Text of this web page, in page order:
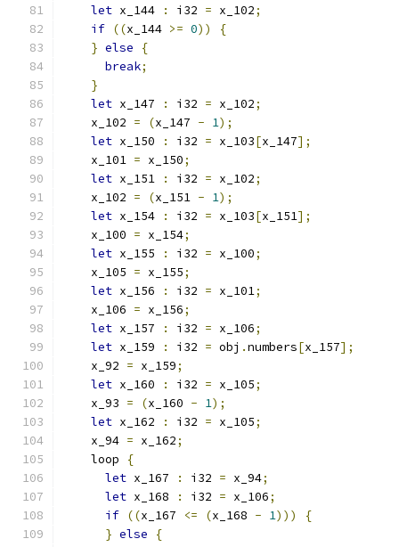
let x_144 : i32 = x_102;
if ((x_144 >= 0))
{
} else
{
break;
}
let x_147 : i32 = x_102;
    x_102
= (x_147 - 1);
let x_150 : i32 = x_103[x_147];
    x_101
= x_150;
let x_151 : i32 = x_102;
    x_102
= (x_151 - 1);
let x_154 : i32 = x_103[x_151];
    x_100
= x_154;
let x_155 : i32 = x_100;
    x_105
= x_155;
let x_156 : i32 = x_101;
    x_106
= x_156;
let x_157 : i32 = x_106;
let x_159 : i32 = obj .numbers[x_157];
    x_92
= x_159;
let x_160 : i32 = x_105;
    x_93
= (x_160 - 1);
let x_162 : i32 = x_105;
    x_94
= x_162;
    loop
{
let x_167 : i32 = x_94;
let x_168 : i32 = x_106;
if ((x_167 <= (x_168 - 1)))
{
} else
{